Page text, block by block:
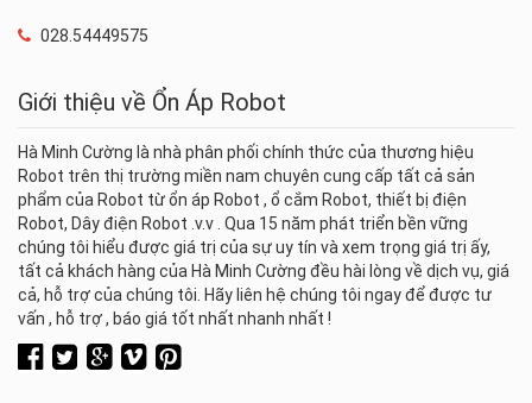
028.54449575
Giới thiệu về Ổn Áp Robot
Hà Minh Cường là nhà phân phối chính thức của thương hiệu
Robot trên thị trường miền nam chuyên cung cấp tất cả sản
phẩm của Robot từ ổn áp Robot , ổ cắm Robot, thiết bị điện
Robot, Dây điện Robot .v.v . Qua 15 năm phát triển bền vững
chúng tôi hiểu được giá trị của sự uy tín và xem trọng giá trị ấy,
tất cả khách hàng của Hà Minh Cường đều hài lòng về dịch vụ, giá
cả, hỗ trợ của chúng tôi. Hãy liên hệ chúng tôi ngay để được tư
vấn , hỗ trợ , báo giá tốt nhất nhanh nhất !